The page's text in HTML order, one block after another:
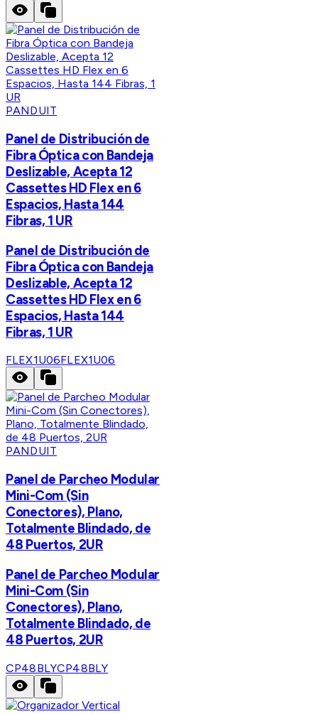
PANDUIT
Panel de Distribución de
Fibra Óptica con Bandeja
Deslizable, Acepta 12
Cassettes HD Flex en 6
Espacios, Hasta 144
Fibras, 1 UR
Panel de Distribución de
Fibra Óptica con Bandeja
Deslizable, Acepta 12
Cassettes HD Flex en 6
Espacios, Hasta 144
Fibras, 1 UR
FLEX1U06FLEX1U06
PANDUIT
Panel de Parcheo Modular
Mini-Com (Sin
Conectores), Plano,
Totalmente Blindado, de
48 Puertos, 2UR
Panel de Parcheo Modular
Mini-Com (Sin
Conectores), Plano,
Totalmente Blindado, de
48 Puertos, 2UR
CP48BLYCP48BLY